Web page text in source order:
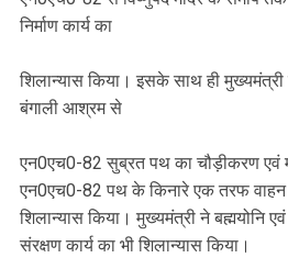
निर्माण कार्य का
शिलान्यास किया। इसके साथ ही मुख्यमंत्री
बंगाली आश्रम से
एन0एच0-82 सुब्रत पथ का चौड़ीकरण एवं
एन0एच0-82 पथ के किनारे एक तरफ वाहन
शिलान्यास किया। मुख्यमंत्री ने बह्मयोनि
संरक्षण कार्य का भी शिलान्यास किया।